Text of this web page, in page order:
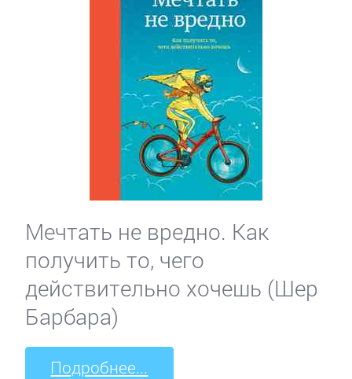
Мечтать не вредно. Как
получить то, чего
действительно хочешь (Шер
Барбара)
Подробнее...